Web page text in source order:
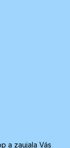
a zaujala Vás